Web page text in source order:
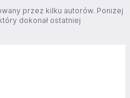
przez kilku autorów. Poniżej
dokonał ostatniej